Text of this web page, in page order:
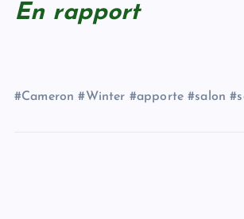
En rapport
#Cameron #Winter #apporte #salon